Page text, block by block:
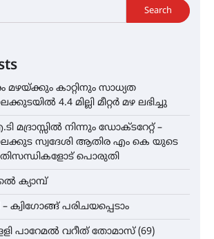
Search
മഴയ്ക്കും കാറ്റിനും സാധ്യത
4.4 മില്ലി മീറ്റർ മഴ ലഭിച്ചു
നിന്നും ഡോക്ടറേറ്റ് –
സ്വദേശി ആതിര എം കെ യുടെ
പൊരുതി
ക്യാമ്പ്
ക്വിഗോങ്ങ് പരിചയപ്പെടാം
പാറേമൽ വറീത് തോമാസ് (69)